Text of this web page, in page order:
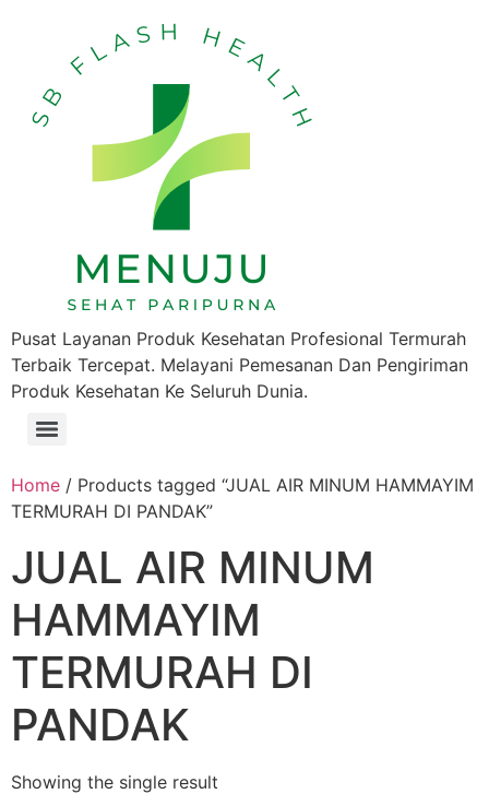
Pusat Layanan Produk Kesehatan Profesional Termurah
Terbaik Tercepat. Melayani Pemesanan Dan Pengiriman
Produk Kesehatan Ke Seluruh Dunia.
Home / Products tagged “JUAL AIR MINUM HAMMAYIM
TERMURAH DI PANDAK”
JUAL AIR MINUM
HAMMAYIM
TERMURAH DI
PANDAK
Showing the single result